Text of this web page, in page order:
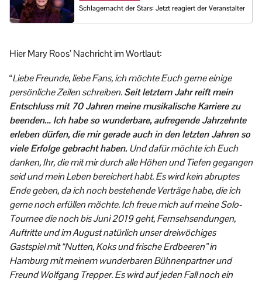
Schlagernacht der Stars: Jetzt reagiert der Veranstalter
Hier Mary Roos’ Nachricht im Wortlaut:
“Liebe Freunde, liebe Fans, ich möchte Euch gerne einige
persönliche Zeilen schreiben.Seit letztem Jahr reift mein
Entschluss mit 70 Jahren meine musikalische Karriere zu
beenden… Ich habe so wunderbare, aufregende Jahrzehnte
erleben dürfen, die mir gerade auch in den letzten Jahren so
viele Erfolge gebracht haben.Und dafür möchte ich Euch
danken, Ihr, die mit mir durch alle Höhen und Tiefen gegangen
seid und mein Leben bereichert habt. Es wird kein abruptes
Ende geben, da ich noch bestehende Verträge habe, die ich
gerne noch erfüllen möchte. Ich freue mich auf meine Solo-
Tournee die noch bis Juni 2019 geht, Fernsehsendungen,
Auftritte und im August natürlich unser dreiwöchiges
Gastspiel mit “Nutten, Koks und frische Erdbeeren” in
Hamburg mit meinem wunderbaren Bühnenpartner und
Freund Wolfgang Trepper. Es wird auf jeden Fall noch ein